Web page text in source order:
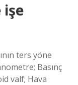
ters yöne
Basınç
valf; Hava